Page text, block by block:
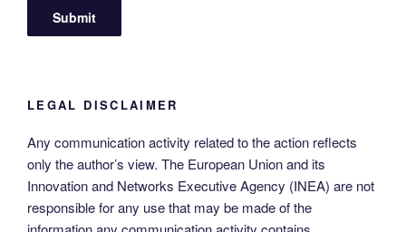
LEGAL DISCLAIMER
Any communication activity related to the action reflects
only the author’s view. The European Union and its
Innovation and Networks Executive Agency (INEA) are not
responsible for any use that may be made of the